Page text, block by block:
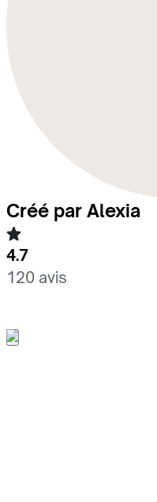
Créé par Alexia
4.7
120 avis